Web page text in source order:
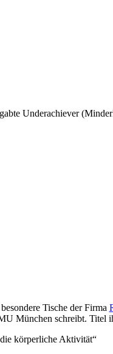
Underachiever
Tische der Firma
München schreibt. Titel
körperliche Aktivität“